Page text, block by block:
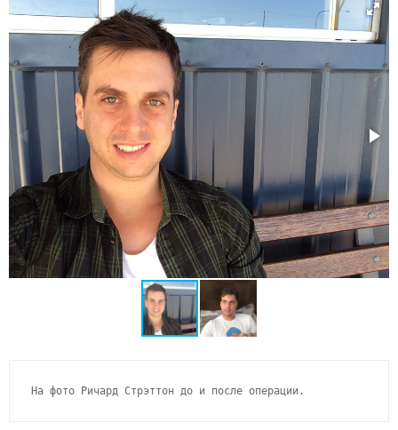
На фото Ричард Стрэттон до и после операции.